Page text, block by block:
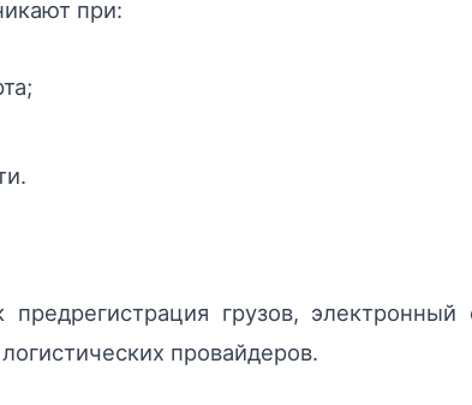
при:
грузов, электронный
провайдеров.